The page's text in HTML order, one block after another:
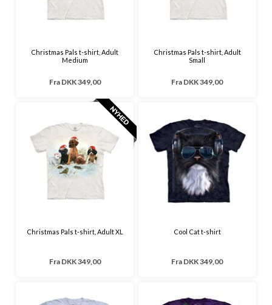
Christmas Pals t-shirt, Adult
Medium
Fra DKK 349,00
Christmas Pals t-shirt, Adult
Small
Fra DKK 349,00
Christmas Pals t-shirt, Adult XL
Fra DKK 349,00
Cool Cat t-shirt
Fra DKK 349,00